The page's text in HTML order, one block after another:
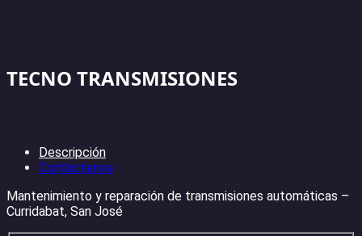
TECNO TRANSMISIONES
Descripción
Contáctenos
Mantenimiento y reparación de transmisiones automáticas –
Curridabat, San José